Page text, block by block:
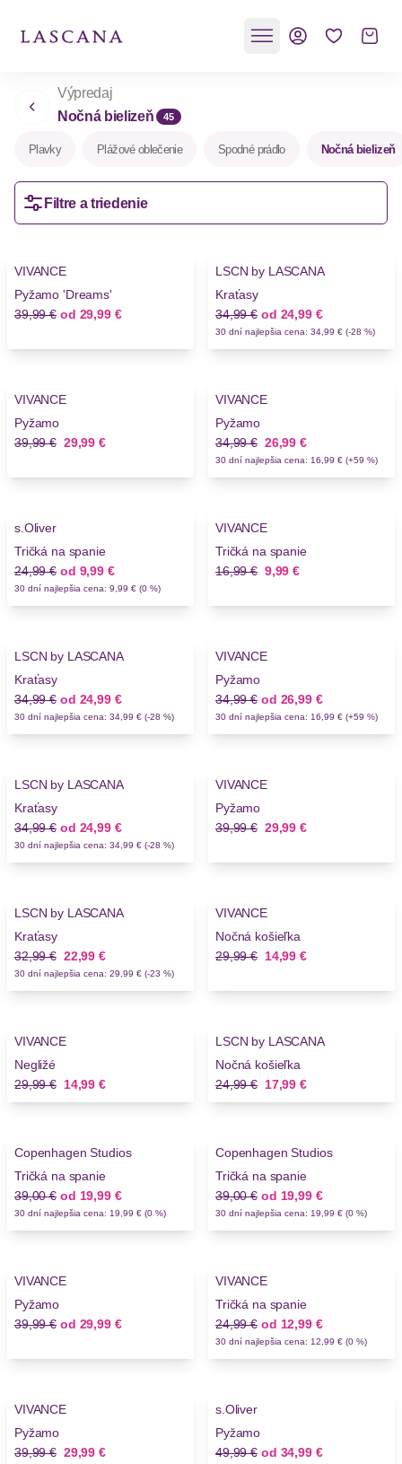
Výpredaj
Nočná bielizeň
45
Plavky Plážové oblečenie Spodné prádlo Nočná bielizeň
Filtre a triedenie
Novinky
VIVANCE
Pyžamo 'Dreams'
Stará cena
39,99 € odNová cena
29,99 €
LSCN by LASCANA
Kraťasy
Stará cena
34,99 € odNová cena
24,99 €
30 dní najlepšia cena: 34,99 € (-28 %)
Novinky
VIVANCE
Pyžamo
Stará cena
39,99 € Nová cena
29,99 €
VIVANCE
Pyžamo
Stará cena
34,99 € Nová cena
26,99 €
30 dní najlepšia cena: 16,99 € (+59 %)
s.Oliver
Tričká na spanie
Stará cena
24,99 € odNová cena
9,99 €
30 dní najlepšia cena: 9,99 € (0 %)
VIVANCE
Tričká na spanie
Stará cena
16,99 € Nová cena
9,99 €
LSCN by LASCANA
Kraťasy
Stará cena
34,99 € odNová cena
24,99 €
30 dní najlepšia cena: 34,99 € (-28 %)
VIVANCE
Pyžamo
Stará cena
34,99 € odNová cena
26,99 €
30 dní najlepšia cena: 16,99 € (+59 %)
LSCN by LASCANA
Kraťasy
Stará cena
34,99 € odNová cena
24,99 €
30 dní najlepšia cena: 34,99 € (-28 %)
Novinky
VIVANCE
Pyžamo
Stará cena
39,99 € Nová cena
29,99 €
LSCN by LASCANA
Kraťasy
Stará cena
32,99 € Nová cena
22,99 €
30 dní najlepšia cena: 29,99 € (-23 %)
Novinky
VIVANCE
Nočná košieľka
Stará cena
29,99 € Nová cena
14,99 €
Novinky
VIVANCE
Negližé
Stará cena
29,99 € Nová cena
14,99 €
LSCN by LASCANA
Nočná košieľka
Stará cena
24,99 € Nová cena
17,99 €
Copenhagen Studios
Tričká na spanie
Stará cena
39,00 € odNová cena
19,99 €
30 dní najlepšia cena: 19,99 € (0 %)
Copenhagen Studios
Tričká na spanie
Stará cena
39,00 € odNová cena
19,99 €
30 dní najlepšia cena: 19,99 € (0 %)
Novinky
VIVANCE
Pyžamo
Stará cena
39,99 € odNová cena
29,99 €
VIVANCE
Tričká na spanie
Stará cena
24,99 € odNová cena
12,99 €
30 dní najlepšia cena: 12,99 € (0 %)
VIVANCE
Pyžamo
Stará cena
39,99 € Nová cena
29,99 €
s.Oliver
Pyžamo
Stará cena
49,99 € odNová cena
34,99 €